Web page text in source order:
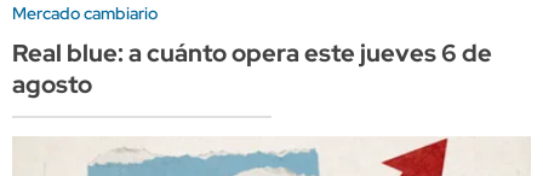
Mercado cambiario
Real blue: a cuánto opera este jueves 6 de
agosto